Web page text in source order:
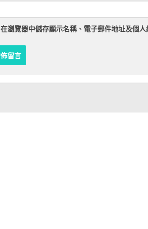
在瀏覽器中儲存顯示名稱、電子郵件地址及個